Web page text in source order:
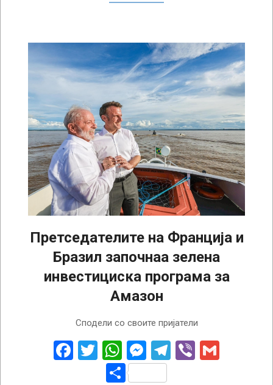
Претседателите на Франција и
Бразил започнаа зелена
инвестициска програма за
Амазон
Сподели со своите пријатели
Facebook
Twitter
WhatsApp
Messenger
Telegram
Viber
Share